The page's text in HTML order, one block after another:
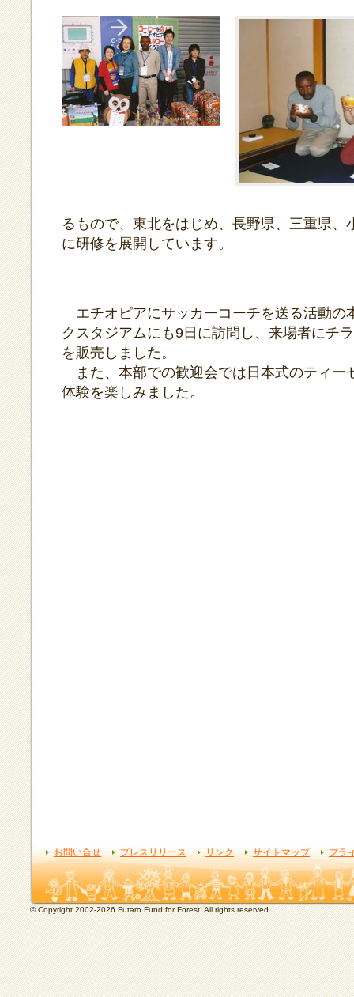
るもので、東北をはじめ、長野県、三重県、
に研修を展開しています。
エチオピアにサッカーコーチを送る活動の
クスタジアムにも9日に訪問し、来場者にチ
を販売しました。
また、本部での歓迎会では日本式のティー
体験を楽しみました。
お問い合せ プレスリリース リンク サイトマップ プラ
© Copyright 2002-2026 Futaro Fund for Forest. All rights reserved.